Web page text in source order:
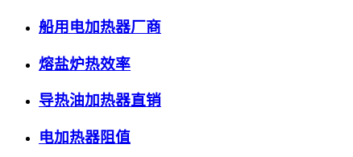
船用电加热器厂商
熔盐炉热效率
导热油加热器直销
电加热器阻值